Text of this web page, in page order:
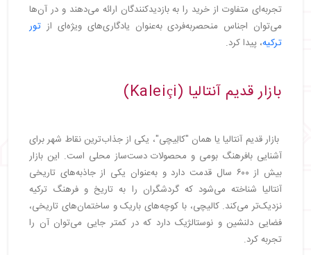
تجربه‌ای متفاوت از خرید را به بازدیدکنندگان ارائه می‌دهند و در آن‌ها
می‌توان اجناس منحصربه‌فردی به‌عنوان یادگاری‌های ویژه‌ای از تور
ترکیه، پیدا کرد.
بازار قدیم آنتالیا (Kaleiçi)
بازار قدیم آنتالیا یا همان "کالِیچی"، یکی از جذاب‌ترین نقاط شهر برای
آشنایی بافرهنگ بومی و محصولات دست‌ساز محلی است. این بازار
بیش از ۶۰۰ سال قدمت دارد و به‌عنوان یکی از جاذبه‌های تاریخی
آنتالیا شناخته می‌شود که گردشگران را به تاریخ و فرهنگ ترکیه
نزدیک‌تر می‌کند. کالیچی، با کوچه‌های باریک و ساختمان‌های تاریخی،
فضایی دلنشین و نوستالژیک دارد که در کمتر جایی می‌توان آن را
تجربه کرد.